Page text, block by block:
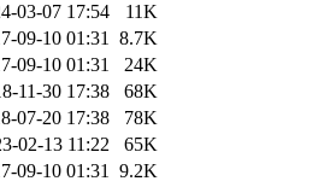
03-07 17:54
11K
09-10 01:31 8.7K
09-10 01:31
24K
11-30 17:38
68K
07-20 17:38
78K
02-13 11:22
65K
09-10 01:31 9.2K